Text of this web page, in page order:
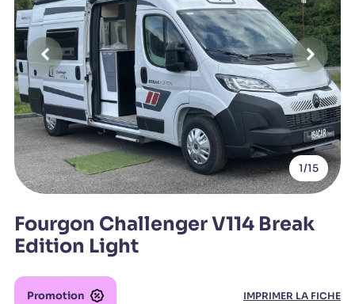
1/15
Fourgon Challenger V114 Break
Edition Light
Promotion IMPRIMER LA FICHE